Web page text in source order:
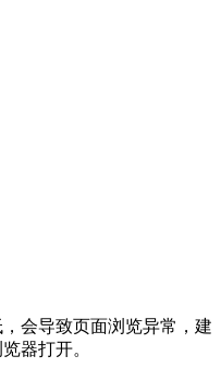
会导致页面浏览异常，建
器打开。